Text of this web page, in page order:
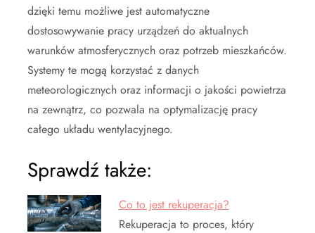
dzięki temu możliwe jest automatyczne
dostosowywanie pracy urządzeń do aktualnych
warunków atmosferycznych oraz potrzeb mieszkańców.
Systemy te mogą korzystać z danych
meteorologicznych oraz informacji o jakości powietrza
na zewnątrz, co pozwala na optymalizację pracy
całego układu wentylacyjnego.
Sprawdź także:
Co to jest rekuperacja?
Rekuperacja to proces, który